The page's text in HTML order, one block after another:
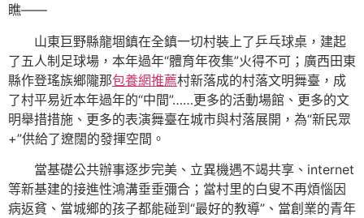
瞧——
山東巨野縣龍堌鎮在全鎮一切村裝上了乒乓球桌，建起
了五人制足球場，本年過年“體育年夜集”火得不可；廣西田東
縣作登瑤族鄉隴那包養網推薦村新落成的村落文明舞臺，成
了村平易近本年過年的“中間”……更多的活動場館、更多的文
明舉措措施、更多的表演舞臺在城市與村落展開，為“新民眾
+”供給了遼闊的發揮空間。
當基礎公共辦事逐步完美、立異機遇不竭共享、internet
等新基建的接進性鴻溝垂垂彌合；當村里的白叟不再煩惱因
病返貧、當城鄉的孩子都能碰到“最好的教導”、當創業的青年